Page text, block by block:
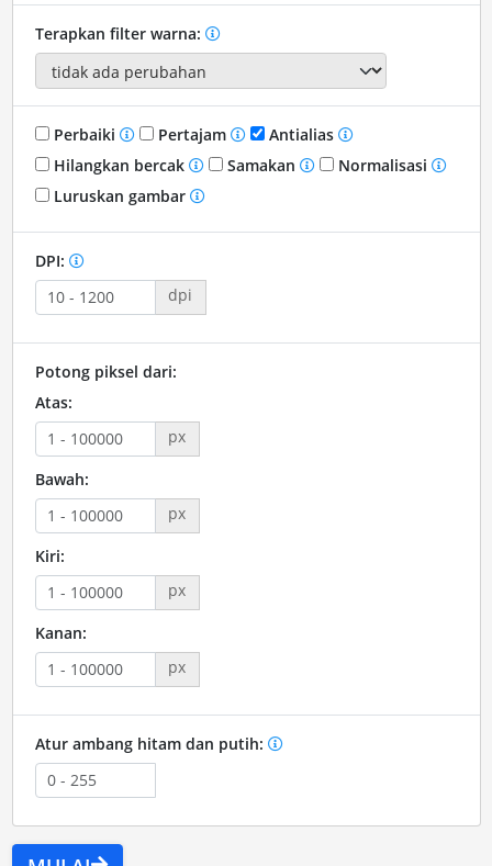
Terapkan filter warna:
Perbaiki Pertajam
Antialias
Hilangkan bercak
Samakan
Normalisasi
Luruskan gambar
DPI:
dpi
Potong piksel dari:
Atas:
px
Bawah:
px
Kiri:
px
Kanan:
px
Atur ambang hitam dan putih: